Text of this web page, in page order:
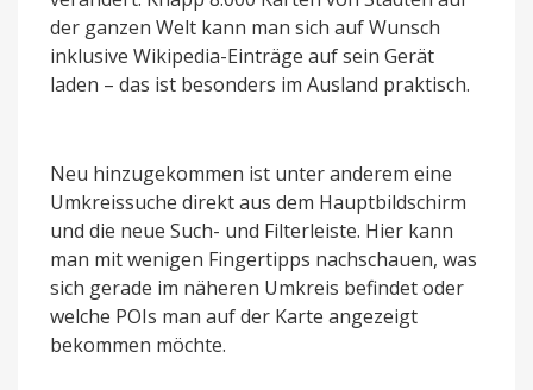
der ganzen Welt kann man sich auf Wunsch
inklusive Wikipedia-Einträge auf sein Gerät
laden – das ist besonders im Ausland praktisch.
Neu hinzugekommen ist unter anderem eine
Umkreissuche direkt aus dem Hauptbildschirm
und die neue Such- und Filterleiste. Hier kann
man mit wenigen Fingertipps nachschauen, was
sich gerade im näheren Umkreis befindet oder
welche POIs man auf der Karte angezeigt
bekommen möchte.